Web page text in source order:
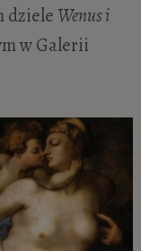
dziele Wenus i
w Galerii